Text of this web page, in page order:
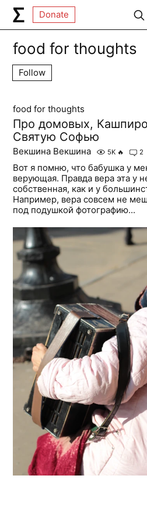
Donate
food for thoughts
Follow
food for thoughts
Про домовых,
Святую Софью
Векшина Векшина 5K 🔥 2
Вот я помню, что бабушка у
верующая. Правда вера эта у
собственная, как и у
Например, вера совсем не
под подушкой фотографию...